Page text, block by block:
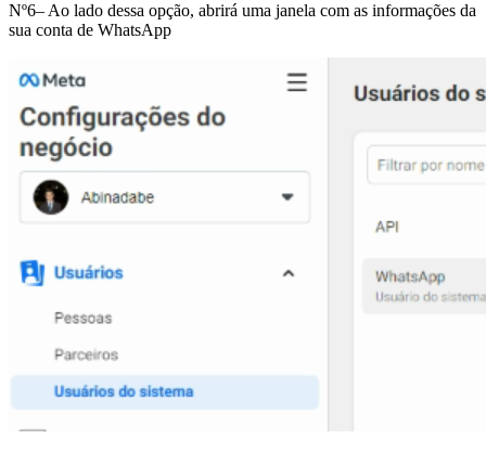
Nº6– Ao lado dessa opção, abrirá uma janela com as informações da
sua conta de WhatsApp